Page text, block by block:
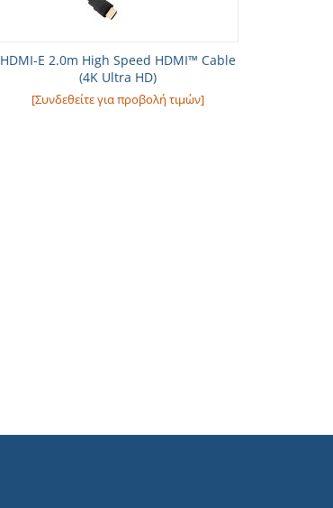
HDMI-E 2.0m High Speed HDMI™ Cable
(4K Ultra HD)
[Συνδεθείτε για προβολή τιμών]